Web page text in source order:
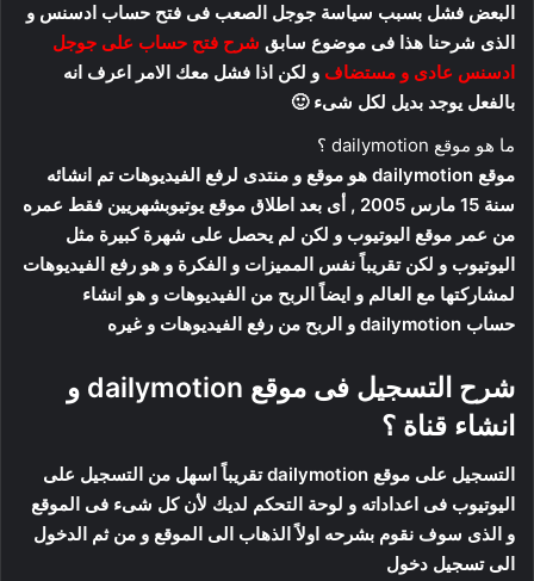
البعض فشل بسبب سياسة جوجل الصعب فى فتح حساب ادسنس و
الذى شرحنا هذا فى موضوع سابق شرح فتح حساب على جوجل
ادسنس عادى و مستضاف و لكن اذا فشل معك الامر اعرف انه
بالفعل يوجد بديل لكل شىء 🙂
ما هو موقع dailymotion ؟
موقع dailymotion هو موقع و منتدى لرفع الفيديوهات تم انشائه
سنة 15 مارس 2005 , أى بعد اطلاق موقع يوتيوبشهريين فقط عمره
من عمر موقع اليوتيوب و لكن لم يحصل على شهرة كبيرة مثل
اليوتيوب و لكن تقريباً نفس المميزات و الفكرة و هو رفع الفيديوهات
لمشاركتها مع العالم و ايضاً الربح من الفيديوهات و هو انشاء
حساب dailymotion و الربح من رفع الفيديوهات و غيره
شرح التسجيل فى موقع dailymotion و
انشاء قناة ؟
التسجيل على موقع dailymotion تقريباً اسهل من التسجيل على
اليوتيوب فى اعداداته و لوحة التحكم لديك لأن كل شىء فى الموقع
و الذى سوف نقوم بشرحه اولاً الذهاب الى الموقع و من ثم الدخول
الى تسجيل دخول